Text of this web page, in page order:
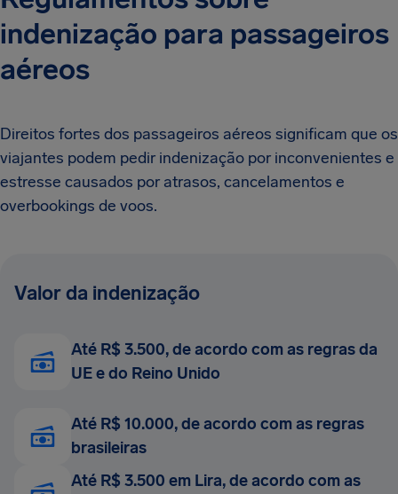
indenização para passageiros
aéreos
Direitos fortes dos passageiros aéreos significam que os
viajantes podem pedir indenização por inconvenientes e
estresse causados por atrasos, cancelamentos e
overbookings de voos.
Valor da indenização
Até R$ 3.500, de acordo com as regras da
UE e do Reino Unido
Até R$ 10.000, de acordo com as regras
brasileiras
Até R$ 3.500 em Lira, de acordo com as